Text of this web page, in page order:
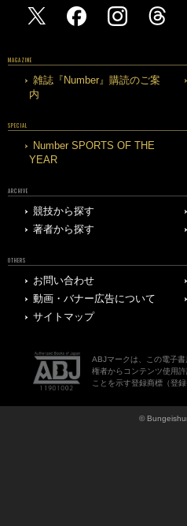
MAGAZINE
雑誌『Number』購読のご案
内
SPECIAL
Number SPORTS OF THE
YEAR
ARCHIVE
競技から探す
著者から探す
OTHERS
お問い合わせ
動画・バナー広告について
サイトマップ
ABJマークは、この電子
権者からコンテンツ使用
ことを示す登録商標（登
©